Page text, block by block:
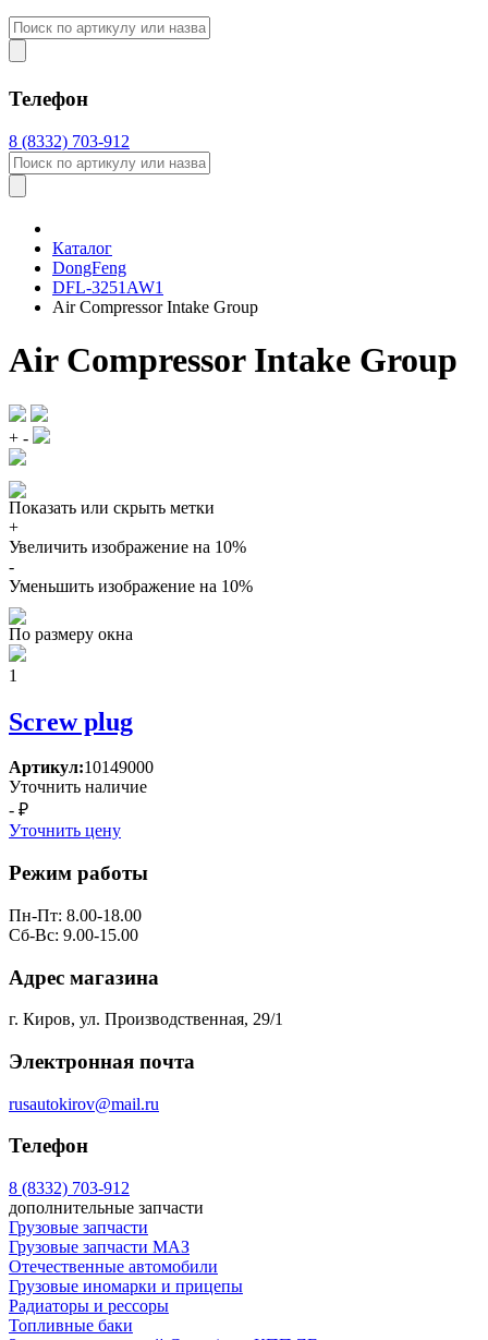
Телефон
8 (8332) 703-912
Каталог
DongFeng
DFL-3251AW1
Air Compressor Intake Group
Air Compressor Intake Group
+ -
Показать или скрыть метки
+
Увеличить изображение на 10%
-
Уменьшить изображение на 10%
По размеру окна
1
Screw plug
Артикул:10149000
Уточнить наличие
- ₽
Уточнить цену
Режим работы
Пн-Пт: 8.00-18.00
Сб-Вс: 9.00-15.00
Адрес магазина
г. Киров, ул. Производственная, 29/1
Электронная почта
rusautokirov@mail.ru
Телефон
8 (8332) 703-912
дополнительные запчасти
Грузовые запчасти
Грузовые запчасти МАЗ
Отечественные автомобили
Грузовые иномарки и прицепы
Радиаторы и рессоры
Топливные баки